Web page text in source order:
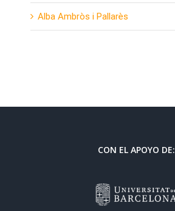
Alba Ambròs i Pallarès
CON EL APOYO DE: